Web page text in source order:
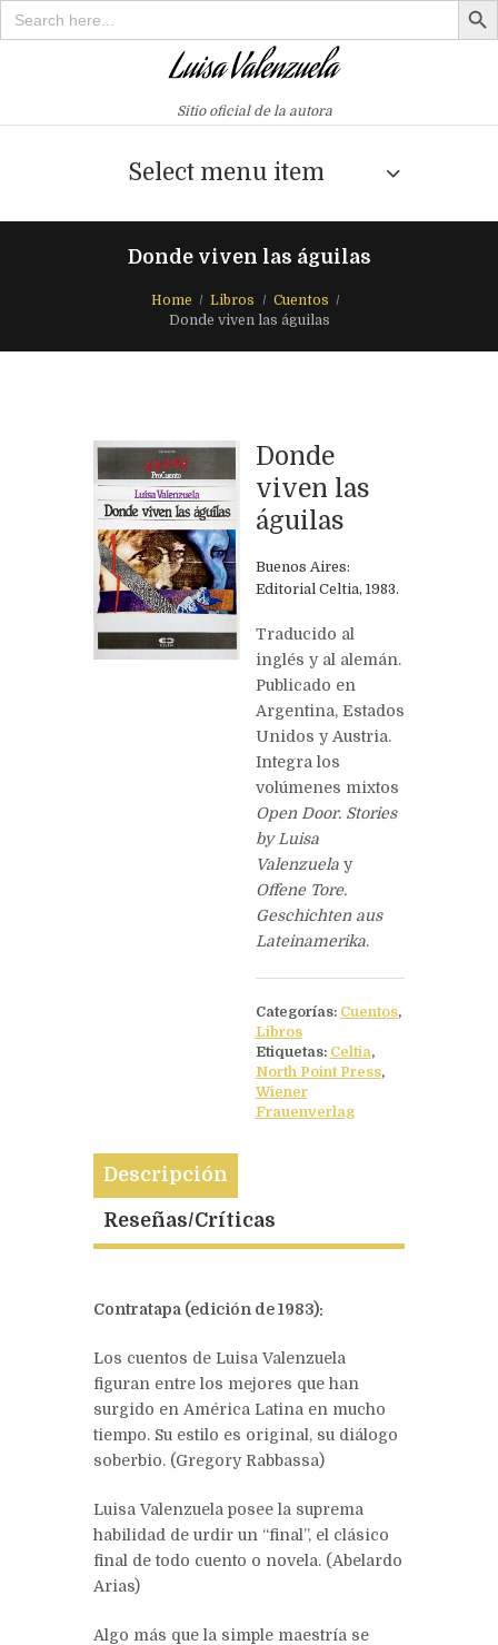
Search
for:
Sitio oficial de la autora
Select menu item
Donde viven las águilas
Home Libros
Cuentos
Donde viven las águilas
Donde
viven las
águilas
Buenos Aires:
Editorial Celtia, 1983.
Traducido al
inglés y al alemán.
Publicado en
Argentina, Estados
Unidos y Austria.
Integra los
volúmenes mixtos
Open Door. Stories
by Luisa
Valenzuelay
Offene Tore.
Geschichten aus
Lateinamerika.
Categorías: Cuentos,
Libros
Etiquetas: Celtia,
North Point Press,
Wiener
Frauenverlag
Descripción
Reseñas/Críticas
Contratapa (edición de 1983):
Los cuentos de Luisa Valenzuela
figuran entre los mejores que han
surgido en América Latina en mucho
tiempo. Su estilo es original, su diálogo
soberbio. (Gregory Rabbassa)
Luisa Valenzuela posee la suprema
habilidad de urdir un “final”, el clásico
final de todo cuento o novela. (Abelardo
Arias)
Algo más que la simple maestría se